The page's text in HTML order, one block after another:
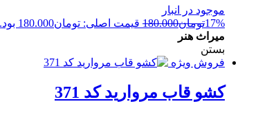
موجود در انبار
17%تومان180.000 قیمت اصلی: تومان180.000 بود.
میراث هنر
بستن
فروش ویژه
کشو قاب مروارید کد 371